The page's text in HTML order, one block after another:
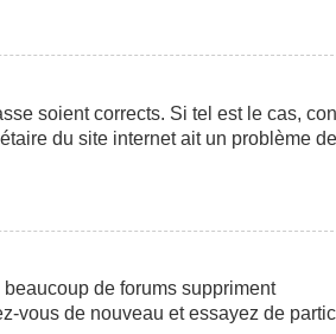
soient corrects. Si tel est le cas,
du site internet ait un problème de
de forums suppriment
vous de nouveau et essayez de